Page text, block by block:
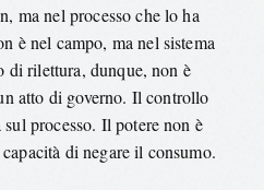
ma nel processo che lo ha
è nel campo, ma nel sistema
di rilettura, dunque, non è
atto di governo. Il controllo
processo. Il potere non è
di negare il consumo.